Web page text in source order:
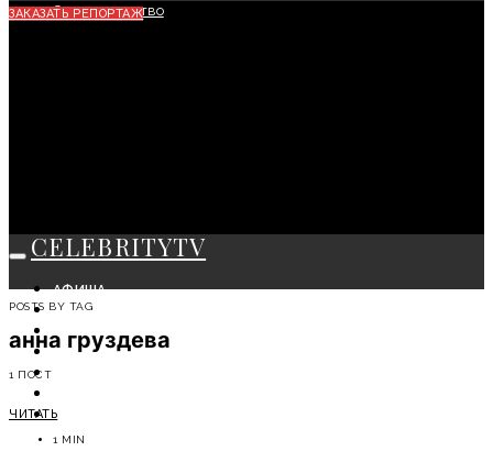
Сотрудничество
ЗАКАЗАТЬ РЕПОРТАЖ
CELEBRITYTV
АФИША
СОБЫТИЯ
КРАСОТА
МОДА
СОВЕТЫ ЭКСПЕРТОВ
POSTS BY TAG
анна груздева
1 ПОСТ
ЧИТАТЬ
1 MIN